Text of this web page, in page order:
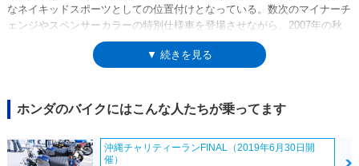
なネイキッドスポーツとしての位置付けとなっている。数次のマイナーチ
ェンジやスペンサーカラーの特別仕様車を登場させながら、2007年の秋
に発売された2008モデルを最後に、空冷ナナハンエンジン車としてのモ
デルライフを終えた。
▼ 続きを見る
ホンダのバイクにはこんな人たちが乗ってます
沖縄チャリティーランFINAL（2019年6月30日開
催）